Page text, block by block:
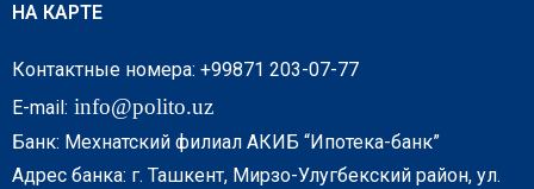
НА КАРТЕ
Контактные номера: +99871 203-07-77
E-mail: info@polito.uz
Банк: Мехнатский филиал АКИБ “Ипотека-банк”
Адрес банка: г. Ташкент, Мирзо-Улугбекский район, ул.